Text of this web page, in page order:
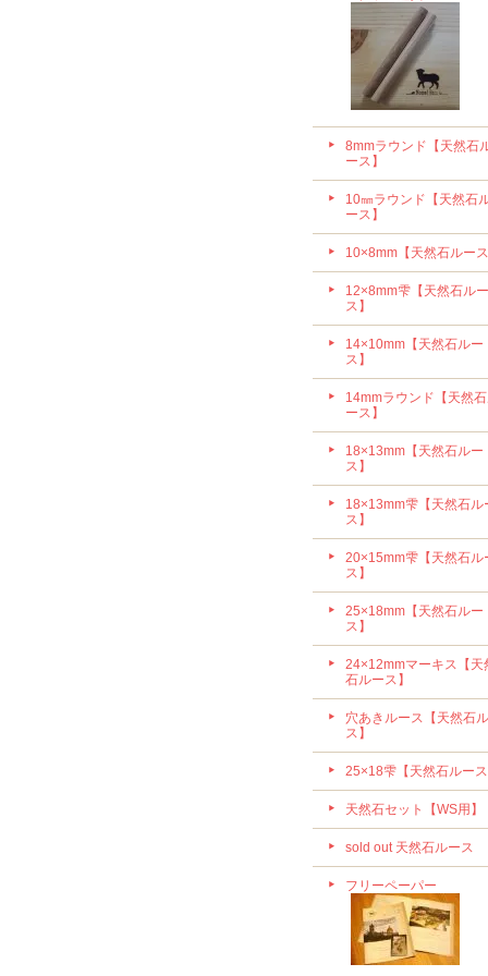
8mmラウンド【天然石
ース】
10㎜ラウンド【天然石
ース】
10×8mm【天然石ルース
12×8mm雫【天然石ルー
ス】
14×10mm【天然石ルー
ス】
14mmラウンド【天然
ース】
18×13mm【天然石ルー
ス】
18×13mm雫【天然石ル
ス】
20×15mm雫【天然石ル
ス】
25×18mm【天然石ルー
ス】
24×12mmマーキス【天
石ルース】
穴あきルース【天然石
ス】
25×18雫【天然石ルース
天然石セット【WS用】
sold out 天然石ルース
フリーペーパー